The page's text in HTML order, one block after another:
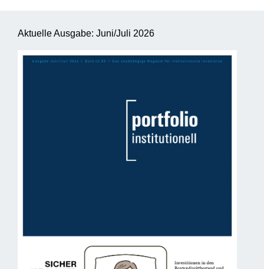
Aktuelle Ausgabe: Juni/Juli 2026